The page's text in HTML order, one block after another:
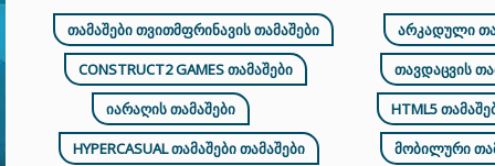
ᲗᲐᲛᲐᲨᲔᲑᲘ ᲗᲕᲘᲗᲛᲤᲠᲘᲜᲐᲕᲘᲡ ᲗᲐᲛᲐᲨᲔᲑᲘ
ᲐᲠᲙᲐᲓᲣᲚᲘ
CONSTRUCT2 GAMES ᲗᲐᲛᲐᲨᲔᲑᲘ
ᲗᲐᲕᲓᲐᲪᲕᲘᲡ
ᲘᲐᲠᲐᲦᲘᲡ ᲗᲐᲛᲐᲨᲔᲑᲘ
HTML5
HYPERCASUAL ᲗᲐᲛᲐᲨᲔᲑᲘ ᲗᲐᲛᲐᲨᲔᲑᲘ
ᲛᲝᲑᲘᲚᲣᲠᲘ